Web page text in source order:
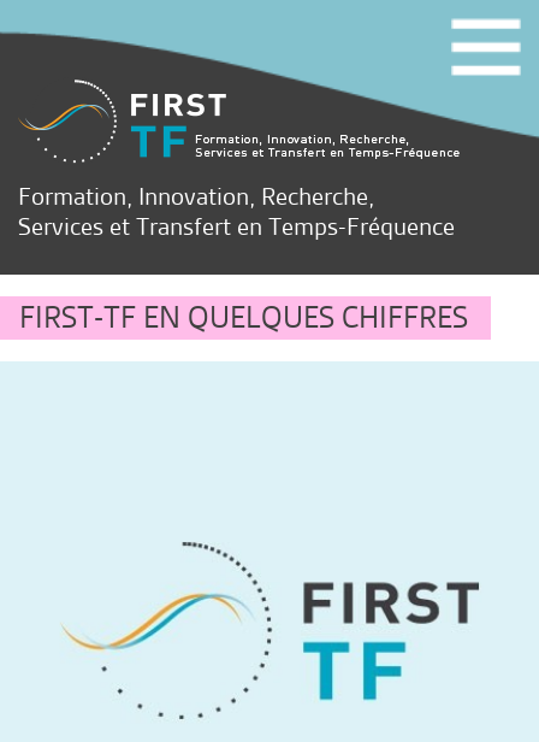
Formation, Innovation, Recherche,
Services et Transfert en Temps-Fréquence
FIRST-TF EN QUELQUES CHIFFRES